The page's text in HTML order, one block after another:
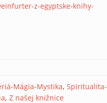
z-egyptske-knihy-
Mágia-Mystika Spiritualita-
Z našej knižnice